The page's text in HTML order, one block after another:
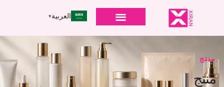
العربية
منتج
منتج